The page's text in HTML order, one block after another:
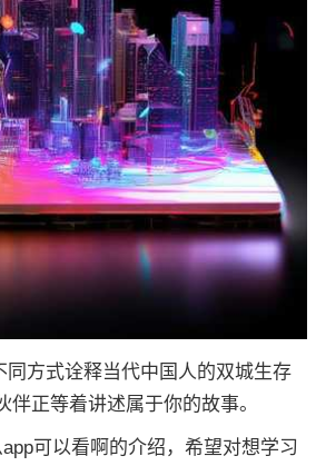
方式诠释当代中国人的双城生存
正等着讲述属于你的故事。
可以看啊的介绍，希望对想学习